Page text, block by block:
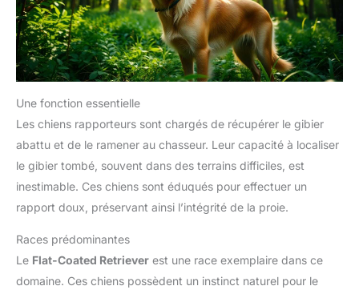
Une fonction essentielle
Les chiens rapporteurs sont chargés de récupérer le gibier
abattu et de le ramener au chasseur. Leur capacité à localiser
le gibier tombé, souvent dans des terrains difficiles, est
inestimable. Ces chiens sont éduqués pour effectuer un
rapport doux, préservant ainsi l’intégrité de la proie.
Races prédominantes
Le Flat-Coated Retriever est une race exemplaire dans ce
domaine. Ces chiens possèdent un instinct naturel pour le